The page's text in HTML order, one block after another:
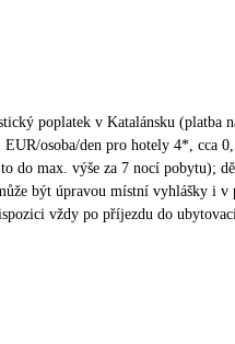
poplatek v Katalánsku (platba
EUR/osoba/den pro hotely 4*, cca
do max. výše za 7 nocí pobytu);
být úpravou místní vyhlášky i v
vždy po příjezdu do